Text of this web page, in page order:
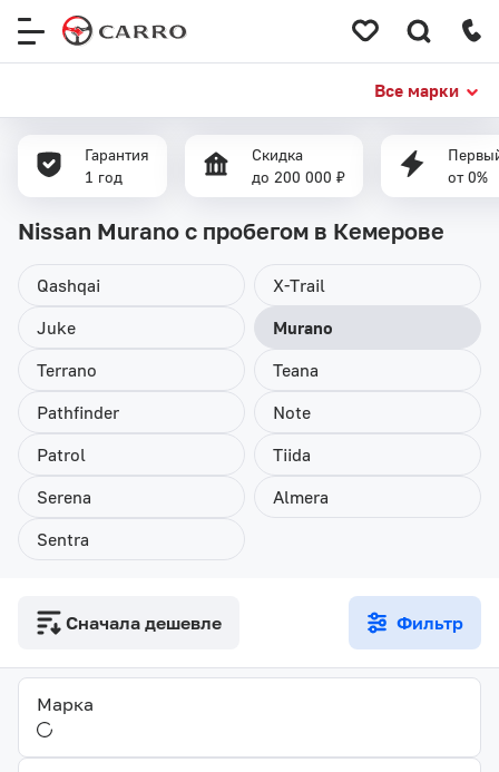
Все марки
Гарантия
1 год
Скидка
до 200 000 ₽
от 0%
Nissan Murano с пробегом в Кемерове
Qashqai
X-Trail
Juke
Murano
Terrano
Teana
Pathfinder
Note
Patrol
Tiida
Serena
Almera
Sentra
Фильтр
Сначала дешевле
Марка